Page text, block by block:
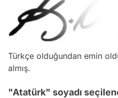
Türkçe olduğundan emin
almış.
"Atatürk" soyadı